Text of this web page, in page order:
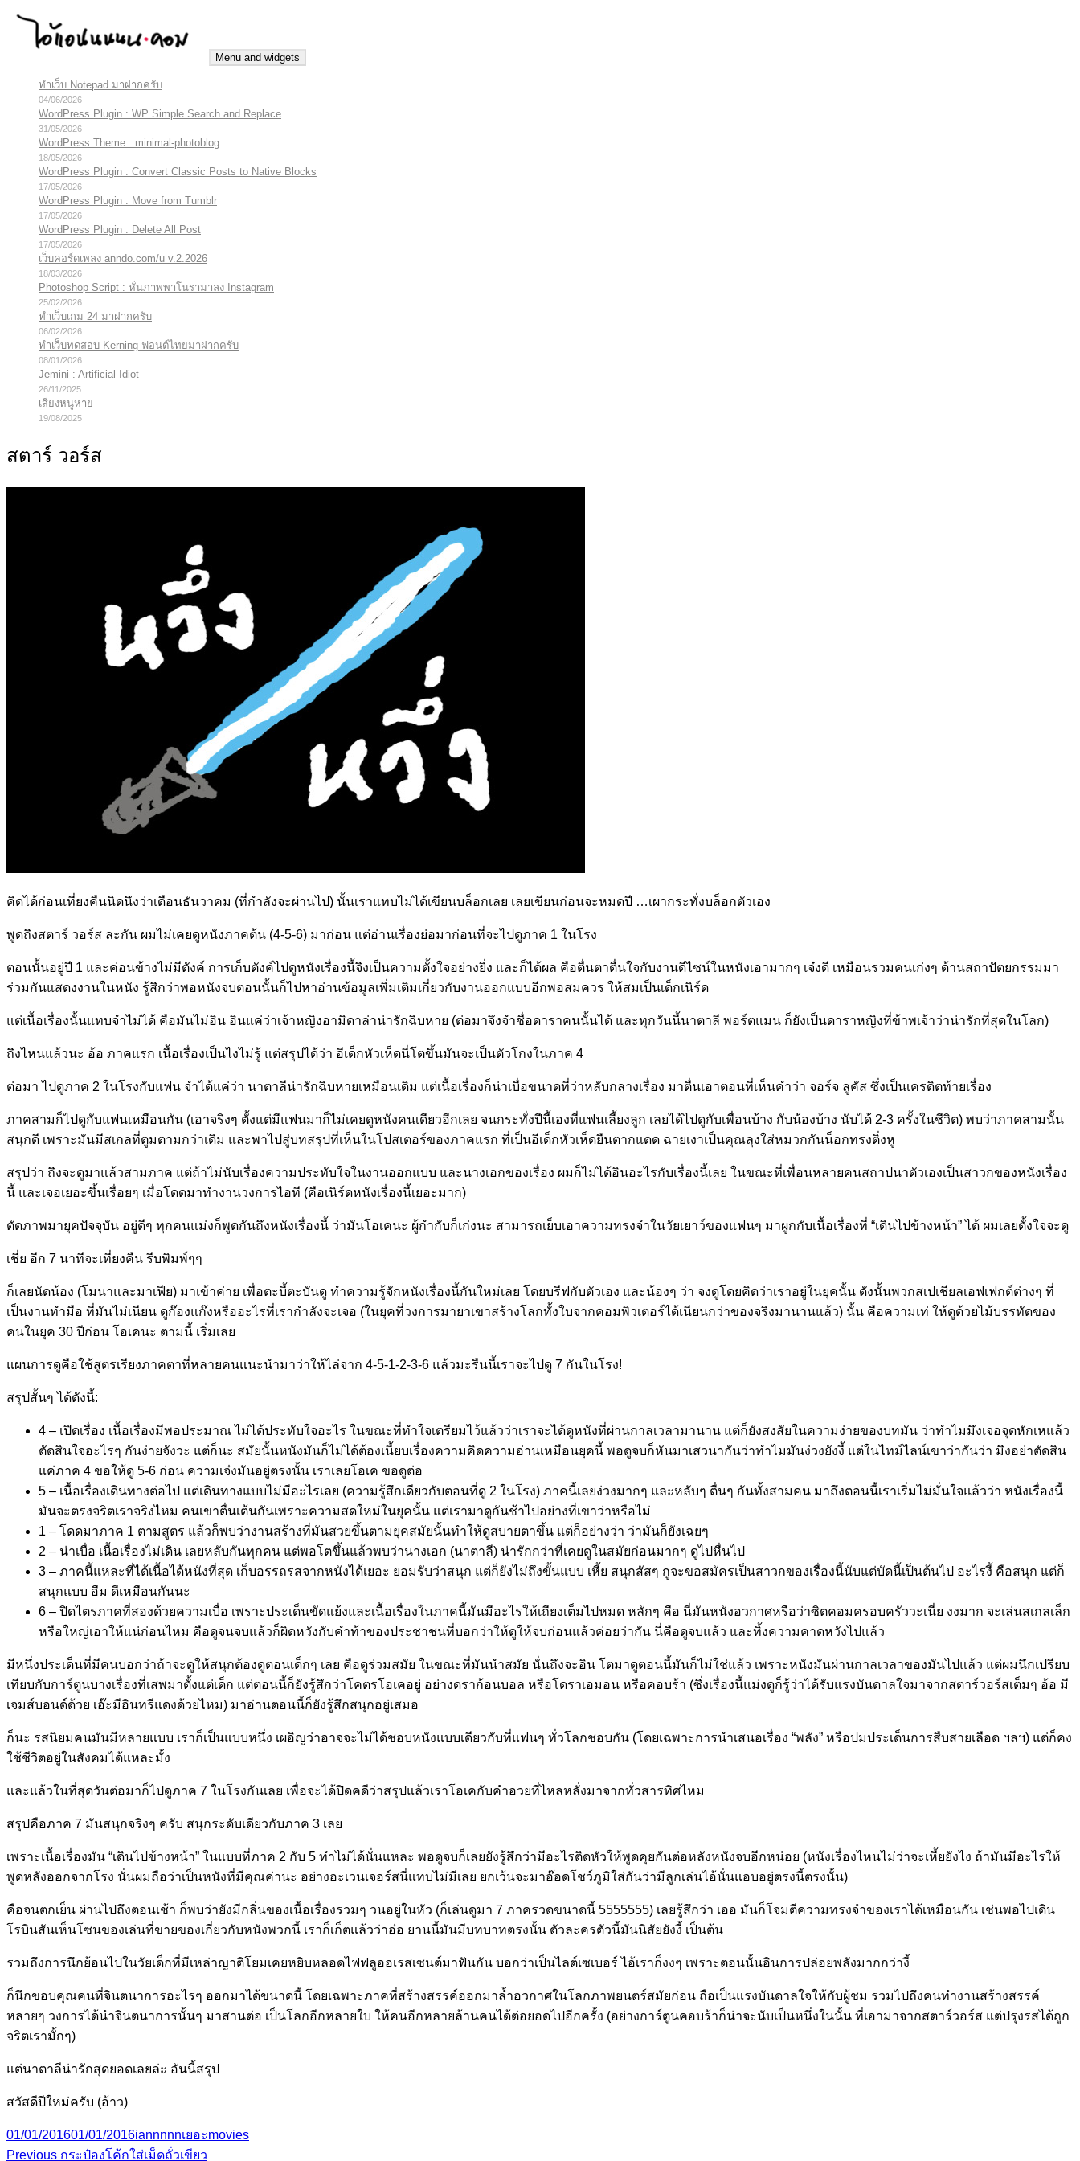
Skip
iannnnn.com
ความจริงมีสองด้าน คือจริงของมึง กับจริงของกู
Menu and widgets
ทำเว็บ Notepad มาฝากครับ
04/06/2026
WordPress Plugin : WP Simple Search and Replace
31/05/2026
WordPress Theme : minimal-photoblog
18/05/2026
WordPress Plugin : Convert Classic Posts to Native Blocks
17/05/2026
WordPress Plugin : Move from Tumblr
17/05/2026
WordPress Plugin : Delete All Post
17/05/2026
เว็บคอร์ดเพลง anndo.com/u v.2.2026
18/03/2026
Photoshop Script : หั่นภาพพาโนรามาลง Instagram
25/02/2026
ทำเว็บเกม 24 มาฝากครับ
06/02/2026
ทำเว็บทดสอบ Kerning ฟอนต์ไทยมาฝากครับ
08/01/2026
Jemini : Artificial Idiot
26/11/2025
เสียงหนูหาย
19/08/2025
สตาร์ วอร์ส
คิดได้ก่อนเที่ยงคืนนิดนึงว่าเดือนธันวาคม (ที่กำลังจะผ่านไป) นั้นเราแทบไม่ได้เขียนบล็อกเลย เลยเขียนก่อนจะหมดปี …เผากระทั่งบล็อกตัวเอง
พูดถึงสตาร์ วอร์ส ละกัน ผมไม่เคยดูหนังภาคต้น (4-5-6) มาก่อน แต่อ่านเรื่องย่อมาก่อนที่จะไปดูภาค 1 ในโรง
ตอนนั้นอยู่ปี 1 และค่อนข้างไม่มีตังค์ การเก็บตังค์ไปดูหนังเรื่องนี้จึงเป็นความตั้งใจอย่างยิ่ง และก็ได้ผล คือตื่นตาตื่นใจกับงานดีไซน์ในหนังเอามากๆ เจ๋งดี เหมือนรวมคนเก่งๆ ด้านสถาปัตยกรรมมา
ร่วมกันแสดงงานในหนัง รู้สึกว่าพอหนังจบตอนนั้นก็ไปหาอ่านข้อมูลเพิ่มเติมเกี่ยวกับงานออกแบบอีกพอสมควร ให้สมเป็นเด็กเนิร์ด
แต่เนื้อเรื่องนั้นแทบจำไม่ได้ คือมันไม่อิน อินแค่ว่าเจ้าหญิงอามิดาล่าน่ารักฉิบหาย (ต่อมาจึงจำชื่อดาราคนนั้นได้ และทุกวันนี้นาตาลี พอร์ตแมน ก็ยังเป็นดาราหญิงที่ข้าพเจ้าว่าน่ารักที่สุดในโลก)
ถึงไหนแล้วนะ อ้อ ภาคแรก เนื้อเรื่องเป็นไงไม่รู้ แต่สรุปได้ว่า อีเด็กหัวเห็ดนี่โตขึ้นมันจะเป็นตัวโกงในภาค 4
ต่อมา ไปดูภาค 2 ในโรงกับแฟน จำได้แค่ว่า นาตาลีน่ารักฉิบหายเหมือนเดิม แต่เนื้อเรื่องก็น่าเบื่อขนาดที่ว่าหลับกลางเรื่อง มาตื่นเอาตอนที่เห็นคำว่า จอร์จ ลูคัส ซึ่งเป็นเครดิตท้ายเรื่อง
ภาคสามก็ไปดูกับแฟนเหมือนกัน (เอาจริงๆ ตั้งแต่มีแฟนมาก็ไม่เคยดูหนังคนเดียวอีกเลย จนกระทั่งปีนี้เองที่แฟนเลี้ยงลูก เลยได้ไปดูกับเพื่อนบ้าง กับน้องบ้าง นับได้ 2-3 ครั้งในชีวิต) พบว่าภาคสามนั้น
สนุกดี เพราะมันมีสเกลที่ตูมตามกว่าเดิม และพาไปสู่บทสรุปที่เห็นในโปสเตอร์ของภาคแรก ที่เป็นอีเด็กหัวเห็ดยืนตากแดด ฉายเงาเป็นคุณลุงใส่หมวกกันน็อกทรงติ่งหู
สรุปว่า ถึงจะดูมาแล้วสามภาค แต่ถ้าไม่นับเรื่องความประทับใจในงานออกแบบ และนางเอกของเรื่อง ผมก็ไม่ได้อินอะไรกับเรื่องนี้เลย ในขณะที่เพื่อนหลายคนสถาปนาตัวเองเป็นสาวกของหนังเรื่อง
นี้ และเจอเยอะขึ้นเรื่อยๆ เมื่อโดดมาทำงานวงการไอที (คือเนิร์ดหนังเรื่องนี้เยอะมาก)
ตัดภาพมายุคปัจจุบัน อยู่ดีๆ ทุกคนแม่งก็พูดกันถึงหนังเรื่องนี้ ว่ามันโอเคนะ ผู้กำกับก็เก่งนะ สามารถเย็บเอาความทรงจำในวัยเยาว์ของแฟนๆ มาผูกกับเนื้อเรื่องที่ “เดินไปข้างหน้า” ได้ ผมเลยตั้งใจจะดู
เชี่ย อีก 7 นาทีจะเที่ยงคืน รีบพิมพ์ๆๆ
ก็เลยนัดน้อง (โมนาและมาเฟีย) มาเข้าค่าย เพื่อตะบี้ตะบันดู ทำความรู้จักหนังเรื่องนี้กันใหม่เลย โดยบรีฟกับตัวเอง และน้องๆ ว่า จงดูโดยคิดว่าเราอยู่ในยุคนั้น ดังนั้นพวกสเปเชียลเอฟเฟกต์ต่างๆ ที่
เป็นงานทำมือ ที่มันไม่เนียน ดูก๊องแก๊งหรืออะไรที่เรากำลังจะเจอ (ในยุคที่วงการมายาเขาสร้างโลกทั้งใบจากคอมพิวเตอร์ได้เนียนกว่าของจริงมานานแล้ว) นั้น คือความเท่ ให้ดูด้วยไม้บรรทัดของ
คนในยุค 30 ปีก่อน โอเคนะ ตามนี้ เริ่มเลย
แผนการดูคือใช้สูตรเรียงภาคตาที่หลายคนแนะนำมาว่าให้ไล่จาก 4-5-1-2-3-6 แล้วมะรืนนี้เราจะไปดู 7 กันในโรง!
สรุปสั้นๆ ได้ดังนี้:
4 – เปิดเรื่อง เนื้อเรื่องมีพอประมาณ ไม่ได้ประทับใจอะไร ในขณะที่ทำใจเตรียมไว้แล้วว่าเราจะได้ดูหนังที่ผ่านกาลเวลามานาน แต่ก็ยังสงสัยในความง่ายของบทมัน ว่าทำไมมึงเจอจุดหักเหแล้ว
ตัดสินใจอะไรๆ กันง่ายจังวะ แต่ก็นะ สมัยนั้นหนังมันก็ไม่ได้ต้องเนี้ยบเรื่องความคิดความอ่านเหมือนยุคนี้ พอดูจบก็หันมาเสวนากันว่าทำไมมันง่วงยังงี้ แต่ในไทม์ไลน์เขาว่ากันว่า มึงอย่าตัดสิน
แค่ภาค 4 ขอให้ดู 5-6 ก่อน ความเจ๋งมันอยู่ตรงนั้น เราเลยโอเค ขอดูต่อ
5 – เนื้อเรื่องเดินทางต่อไป แต่เดินทางแบบไม่มีอะไรเลย (ความรู้สึกเดียวกับตอนที่ดู 2 ในโรง) ภาคนี้เลยง่วงมากๆ และหลับๆ ตื่นๆ กันทั้งสามคน มาถึงตอนนี้เราเริ่มไม่มั่นใจแล้วว่า หนังเรื่องนี้
มันจะตรงจริตเราจริงไหม คนเขาตื่นเต้นกันเพราะความสดใหม่ในยุคนั้น แต่เรามาดูกันช้าไปอย่างที่เขาว่าหรือไม่
1 – โดดมาภาค 1 ตามสูตร แล้วก็พบว่างานสร้างที่มันสวยขึ้นตามยุคสมัยนั้นทำให้ดูสบายตาขึ้น แต่ก็อย่างว่า ว่ามันก็ยังเฉยๆ
2 – น่าเบื่อ เนื้อเรื่องไม่เดิน เลยหลับกันทุกคน แต่พอโตขึ้นแล้วพบว่านางเอก (นาตาลี) น่ารักกว่าที่เคยดูในสมัยก่อนมากๆ ดูไปหื่นไป
3 – ภาคนี้แหละที่ได้เนื้อได้หนังที่สุด เก็บอรรถรสจากหนังได้เยอะ ยอมรับว่าสนุก แต่ก็ยังไม่ถึงขั้นแบบ เหี้ย สนุกสัสๆ กูจะขอสมัครเป็นสาวกของเรื่องนี้นับแต่บัดนี้เป็นต้นไป อะไรงี้ คือสนุก แต่ก็
สนุกแบบ อืม ดีเหมือนกันนะ
6 – ปิดไตรภาคที่สองด้วยความเบื่อ เพราะประเด็นขัดแย้งและเนื้อเรื่องในภาคนี้มันมีอะไรให้เถียงเต็มไปหมด หลักๆ คือ นี่มันหนังอวกาศหรือว่าซิตคอมครอบครัววะเนี่ย งงมาก จะเล่นสเกลเล็ก
หรือใหญ่เอาให้แน่ก่อนไหม คือดูจนจบแล้วก็ผิดหวังกับคำท้าของประชาชนที่บอกว่าให้ดูให้จบก่อนแล้วค่อยว่ากัน นี่คือดูจบแล้ว และทิ้งความคาดหวังไปแล้ว
มีหนึ่งประเด็นที่มีคนบอกว่าถ้าจะดูให้สนุกต้องดูตอนเด็กๆ เลย คือดูร่วมสมัย ในขณะที่มันนำสมัย นั่นถึงจะอิน โตมาดูตอนนี้มันก็ไม่ใช่แล้ว เพราะหนังมันผ่านกาลเวลาของมันไปแล้ว แต่ผมนึกเปรียบ
เทียบกับการ์ตูนบางเรื่องที่เสพมาตั้งแต่เด็ก แต่ตอนนี้ก็ยังรู้สึกว่าโคตรโอเคอยู่ อย่างดราก้อนบอล หรือโดราเอมอน หรือคอบร้า (ซึ่งเรื่องนี้แม่งดูก็รู้ว่าได้รับแรงบันดาลใจมาจากสตาร์วอร์สเต็มๆ อ้อ มี
เจมส์บอนด์ด้วย เอ๊ะมีอินทรีแดงด้วยไหม) มาอ่านตอนนี้ก็ยังรู้สึกสนุกอยู่เสมอ
ก็นะ รสนิยมคนมันมีหลายแบบ เราก็เป็นแบบหนึ่ง เผอิญว่าอาจจะไม่ได้ชอบหนังแบบเดียวกับที่แฟนๆ ทั่วโลกชอบกัน (โดยเฉพาะการนำเสนอเรื่อง “พลัง” หรือปมประเด็นการสืบสายเลือด ฯลฯ) แต่ก็คง
ใช้ชีวิตอยู่ในสังคมได้แหละมั้ง
และแล้วในที่สุดวันต่อมาก็ไปดูภาค 7 ในโรงกันเลย เพื่อจะได้ปิดคดีว่าสรุปแล้วเราโอเคกับคำอวยที่ไหลหลั่งมาจากทั่วสารทิศไหม
สรุปคือภาค 7 มันสนุกจริงๆ ครับ สนุกระดับเดียวกับภาค 3 เลย
เพราะเนื้อเรื่องมัน “เดินไปข้างหน้า” ในแบบที่ภาค 2 กับ 5 ทำไม่ได้นั่นแหละ พอดูจบก็เลยยังรู้สึกว่ามีอะไรติดหัวให้พูดคุยกันต่อหลังหนังจบอีกหน่อย (หนังเรื่องไหนไม่ว่าจะเหี้ยยังไง ถ้ามันมีอะไรให้
พูดหลังออกจากโรง นั่นผมถือว่าเป็นหนังที่มีคุณค่านะ อย่างอะเวนเจอร์สนี่แทบไม่มีเลย ยกเว้นจะมาอ๊อดโชว์ภูมิใส่กันว่ามีลูกเล่นไอ้นั่นแอบอยู่ตรงนี้ตรงนั้น)
คือจนตกเย็น ผ่านไปถึงตอนเช้า ก็พบว่ายังมีกลิ่นของเนื้อเรื่องรวมๆ วนอยู่ในหัว (ก็เล่นดูมา 7 ภาครวดขนาดนี้ 5555555) เลยรู้สึกว่า เออ มันก็โจมตีความทรงจำของเราได้เหมือนกัน เช่นพอไปเดิน
โรบินสันเห็นโซนของเล่นที่ขายของเกี่ยวกับหนังพวกนี้ เราก็เก็ตแล้วว่าอ๋อ ยานนี้มันมีบทบาทตรงนั้น ตัวละครตัวนี้มันนิสัยยังงี้ เป็นต้น
รวมถึงการนึกย้อนไปในวัยเด็กที่มีเหล่าญาติโยมเคยหยิบหลอดไฟฟลูออเรสเซนต์มาฟันกัน บอกว่าเป็นไลต์เซเบอร์ ไอ้เราก็งงๆ เพราะตอนนั้นอินการปล่อยพลังมากกว่างี้
ก็นึกขอบคุณคนที่จินตนาการอะไรๆ ออกมาได้ขนาดนี้ โดยเฉพาะภาคที่สร้างสรรค์ออกมาล้ำอวกาศในโลกภาพยนตร์สมัยก่อน ถือเป็นแรงบันดาลใจให้กับผู้ชม รวมไปถึงคนทำงานสร้างสรรค์
หลายๆ วงการได้นำจินตนาการนั้นๆ มาสานต่อ เป็นโลกอีกหลายใบ ให้คนอีกหลายล้านคนได้ต่อยอดไปอีกครั้ง (อย่างการ์ตูนคอบร้าก็น่าจะนับเป็นหนึ่งในนั้น ที่เอามาจากสตาร์วอร์ส แต่ปรุงรสได้ถูก
จริตเรามั้กๆ)
แต่นาตาลีน่ารักสุดยอดเลยล่ะ อันนี้สรุป
สวัสดีปีใหม่ครับ (อ้าว)
Posted
on
01/01/201601/01/2016Author
iannnnnCategories
เยอะTags
movies
Previous Previous
กระป๋องโค้กใส่เม็ดถั่วเขียว